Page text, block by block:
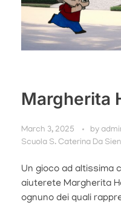
Margherita
March 3, 2025 by
Scuola S. Caterina Da
Un gioco ad altissima
aiuterete Margherita
ognuno dei quali